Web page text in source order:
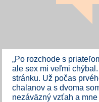
„Po rozchode s
ale sex mi veľmi
stránku. Už počas
chalanov a s dvoma
nezáväzný vzťah a mne